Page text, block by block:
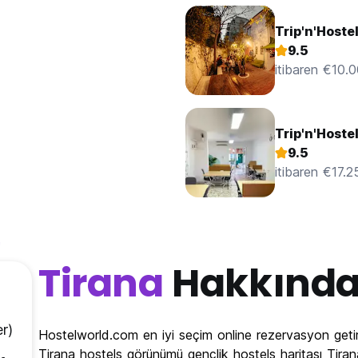
Trip'n'Hostel
9.5
itibaren
9.5
itibaren
Tirana
Hostelworld.com en iyi seçim online rezervasyon
Tirana hostels görünümü gençlik hostels haritası